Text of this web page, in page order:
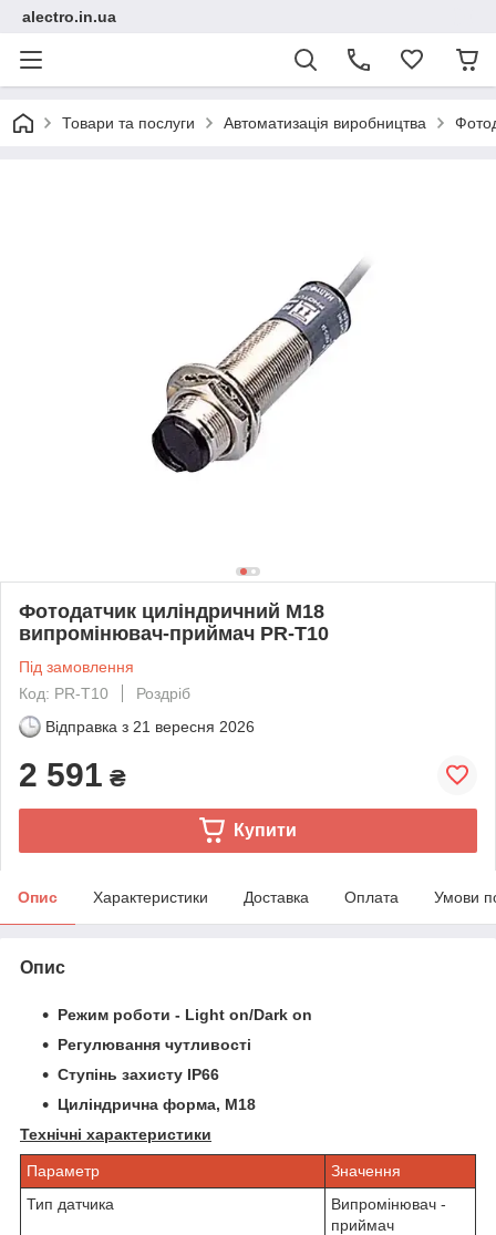
alectro.in.ua
Товари та послуги Автоматизація виробництва
Фотодатчик циліндричний M18
випромінювач-приймач PR-T10
Під замовлення
Код: PR-T10
Роздріб
Відправка з 21 вересня 2026
2 591 ₴
Купити
Опис Характеристики Доставка Оплата Умови
Опис
Режим роботи - Light on/Dark on
Регулювання чутливості
Ступінь захисту IP66
Циліндрична форма, М18
Технічні характеристики
Параметр
Значення
Тип датчика
Випромінювач -
приймач